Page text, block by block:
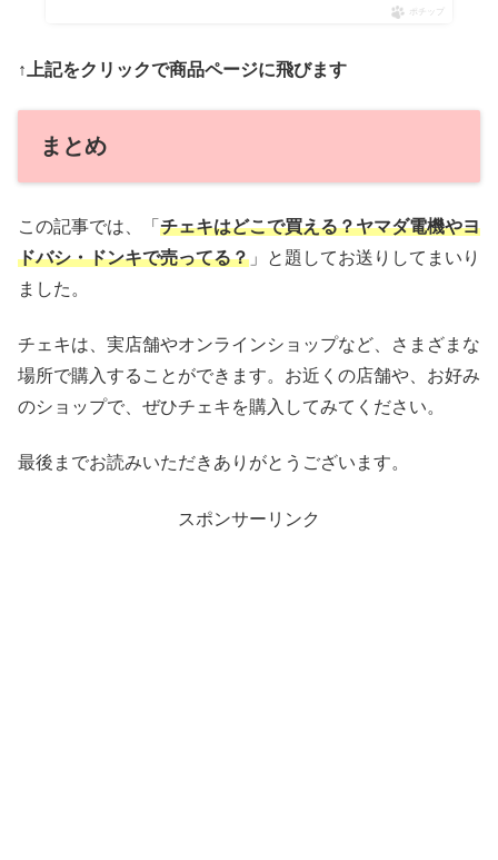
ポチップ
↑上記をクリックで商品ページに飛びます
まとめ
この記事では、「 チェキはどこで買える？ヤマダ電機やヨ
ドバシ・ドンキで売ってる？ 」と題してお送りしてまいり
ました。
チェキは、実店舗やオンラインショップなど、さまざまな
場所で購入することができます。お近くの店舗や、お好み
のショップで、ぜひチェキを購入してみてください。
最後までお読みいただきありがとうございます。
スポンサーリンク